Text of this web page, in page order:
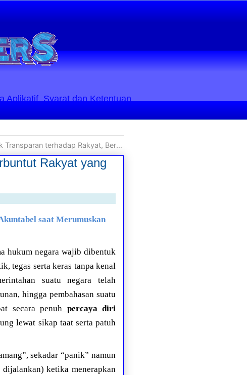
Aplikatif. Syarat dan Ketentuan
Berbuntut Rakyat yang Tidak Kooperatif terhadap Kebijakan Pemerintah
Rakyat yang
saat Merumuskan
hukum negara wajib dibentuk
tegas serta keras tanpa kenal
suatu negara telah
hingga pembahasan suatu
secarapenuh percaya diri
lewat sikap taat serta patuh
sekadar “panik” namun
ketika menerapkan